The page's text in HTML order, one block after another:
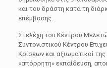
και του δράστη κατά τη
επέμβασης.
Στελέχη του Κέντρου
Συντονιστικού Κέντρου
Κρίσεων και αξιωματικοί
«απόρρητη» εκπαίδευση,